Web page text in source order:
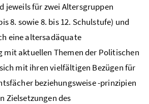
jeweils für zwei Altersgruppen
8. sowie 8. bis 12. Schulstufe) und
eine altersadäquate
mit aktuellen Themen der Politischen
mit ihren vielfältigen Bezügen für
beziehungsweise -prinzipien
Zielsetzungen des